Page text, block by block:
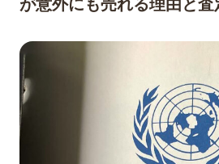
が意外にも売れる理由と査